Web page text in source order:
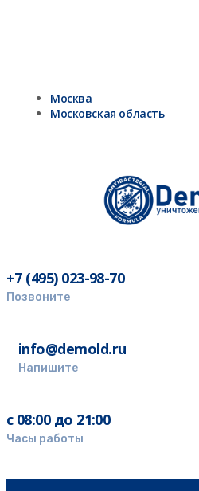
Москва
Московская область
+7 (495) 023-98-70
Позвоните
info@demold.ru
Напишите
с 08:00 до 21:00
Часы работы